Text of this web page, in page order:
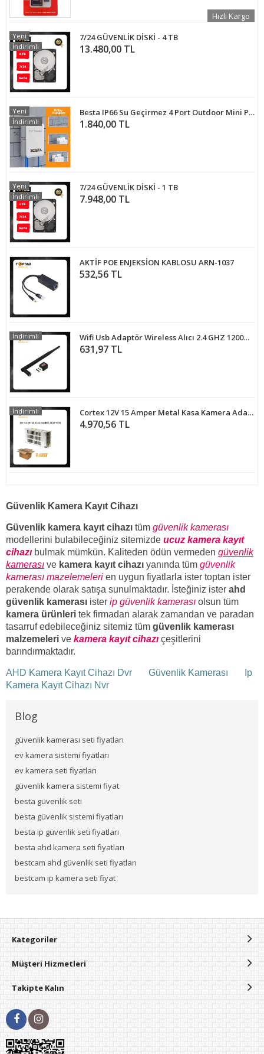
Hızlı Kargo
7/24 GÜVENLİK DİSKİ - 4 TB
13.480,00 TL
Yeni
İndirimli
Besta IP66 Su Geçirmez 4 Port Outdoor Mini PoE Extender 3 Çıkış 1 Giriş , IEEE 802.3af/at 4 Kanal PoE Tekrarlayıcı
1.840,00 TL
Yeni
İndirimli
7/24 GÜVENLİK DİSKİ - 1 TB
7.948,00 TL
Yeni
İndirimli
AKTİF POE ENJEKSİON KABLOSU ARN-1037
532,56 TL
Wifi Usb Adaptör Wireless Alıcı 2.4 GHZ 1200mbps ARNA-6324
631,97 TL
İndirimli
Cortex 12V 15 Amper Metal Kasa Kamera Adaptörü 5'li Ekonomik Paket
4.970,56 TL
İndirimli
Güvenlik Kamera Kayıt Cihazı
Güvenlik kamera kayıt cihazı tüm güvenlik kamerası
modellerini bulabileceğiniz sitemizde ucuz kamera kayıt
cihazı bulmak mümkün. Kaliteden ödün vermeden güvenlik
kamerası ve kamera kayıt cihazı yanında tüm güvenlik
kamerası mazelemeleri en uygun fiyatlarla ister toptan ister
perakende olarak satışa sunulmaktadır. İsteğiniz ister ahd
güvenlik kamerası ister ip güvenlik kamerası olsun tüm
kamera ürünleri tek firmadan alarak zamandan ve paradan
tasarruf edebileceğiniz sitemiz tüm güvenlik kamerası
malzemeleri ve kamera kayıt cihazı çeşitlerini
barındırmaktadır.
AHD Kamera Kayıt Cihazı Dvr Güvenlik Kamerası
Ip
Kamera Kayıt Cihazı Nvr
Blog
güvenlik kamerası seti fiyatları
ev kamera sistemi fiyatları
ev kamera seti fiyatları
güvenlik kamera sistemi fiyat
besta güvenlik seti
besta güvenlik sistemi fiyatları
besta ip güvenlik seti fiyatları
besta ahd kamera seti fiyatları
bestcam ahd güvenlik seti fiyatları
bestcam ip kamera seti fiyat
Kategoriler
Müşteri Hizmetleri
Takipte Kalın